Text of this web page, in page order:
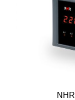
项相关软件著作权
宇、市政工程、新